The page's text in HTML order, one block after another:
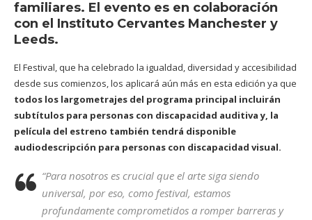
familiares. El evento es en colaboración
con el Instituto Cervantes Manchester y
Leeds.
El Festival, que ha celebrado la igualdad, diversidad y accesibilidad
desde sus comienzos, los aplicará aún más en esta edición ya que
todos los largometrajes del programa principal incluirán
subtítulos para personas con discapacidad auditiva y, la
película del estreno también tendrá disponible
audiodescripción para personas con discapacidad visual.
“Para nosotros es crucial que el arte siga siendo
universal, por eso, como festival, estamos
profundamente comprometidos a romper barreras y